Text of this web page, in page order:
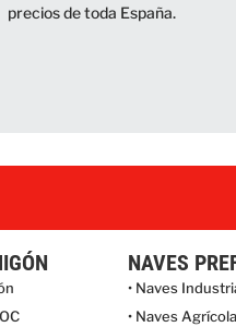
precios de toda España.
NAVES
• Naves
• Naves